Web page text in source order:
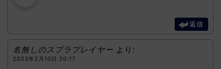
返信
名無しのスプラプレイヤー より:
2023年2月10日 20:17